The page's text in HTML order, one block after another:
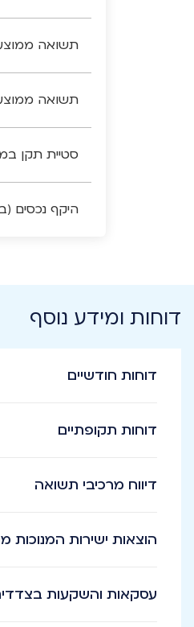
תשואה ממוצעת
תשואה ממוצעת
סטיית תקן במונחים
היקף נכסים
דוחות ומידע נוסף
דוחות חודשיים
דוחות תקופתיים
דיווח מרכיבי תשואה
הוצאות ישירות המנוכות
עסקאות והשקעות